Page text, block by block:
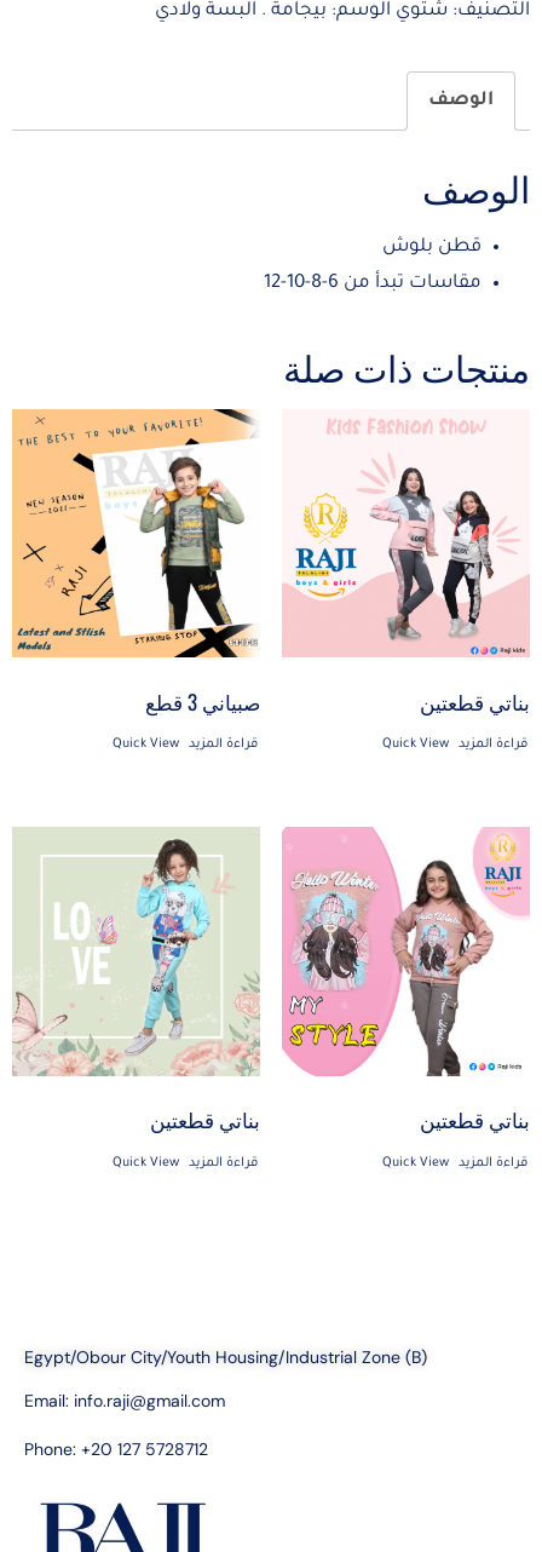
التصنيف: شتوي الوسم: بيجامة . البسة ولادي
الوصف
الوصف
قطن بلوش
مقاسات تبدأ من 6-8-10-12
منتجات ذات صلة
بناتي قطعتين
قراءة المزيد Quick View
صبياني 3 قطع
قراءة المزيد Quick View
بناتي قطعتين
قراءة المزيد Quick View
بناتي قطعتين
قراءة المزيد Quick View
Egypt/Obour City/Youth Housing/Industrial Zone (B)
Email: info.raji@gmail.com
Phone: +20 127 5728712